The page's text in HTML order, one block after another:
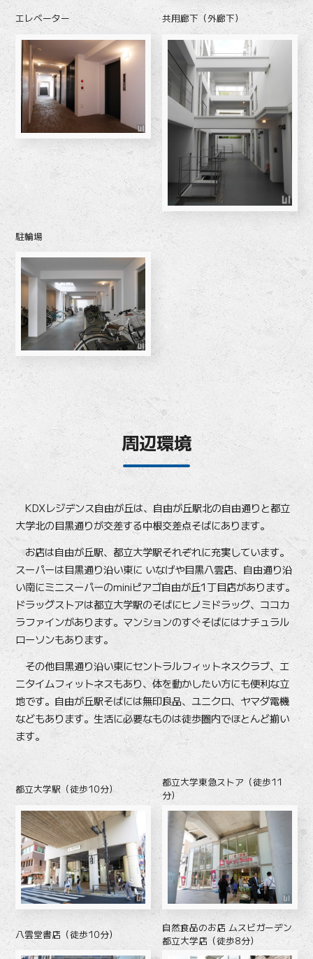
エレベーター 共用廊下（外廊下）
駐輪場
周辺環境
KDXレジデンス自由が丘は、自由が丘駅北の自由通りと都立
大学北の目黒通りが交差する中根交差点そばにあります。
お店は自由が丘駅、都立大学駅それぞれに充実しています。
スーパーは目黒通り沿い東に いなげや目黒八雲店、自由通り沿
い南にミニスーパーのminiピアゴ自由が丘1丁目店があります。
ドラッグストアは都立大学駅のそばにヒノミドラッグ、ココカ
ラファインがあります。マンションのすぐそばにはナチュラル
ローソンもあります。
その他目黒通り沿い東にセントラルフィットネスクラブ、エ
ニタイムフィットネスもあり、体を動かしたい方にも便利な立
地です。自由が丘駅そばには無印良品、ユニクロ、ヤマダ電機
などもあります。生活に必要なものは徒歩圏内でほとんど揃い
ます。
都立大学駅（徒歩10分）
都立大学東急ストア（徒歩11
分）
八雲堂書店（徒歩10分）
自然食品のお店 ムスビガーデン
都立大学店（徒歩8分）